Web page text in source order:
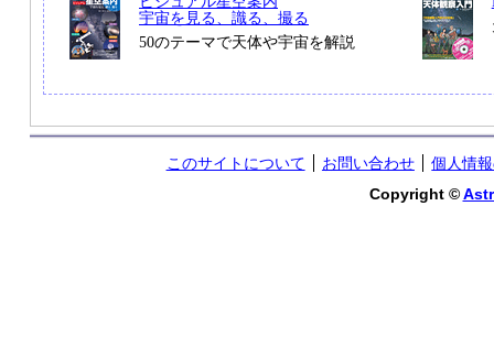
宇宙を見る、識る、撮る
50のテーマで天体や宇宙を解説
このサイトについて お問い合わせ
個人情
Copyright ©